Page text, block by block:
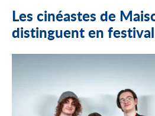
Les cinéastes de
distinguent en festival